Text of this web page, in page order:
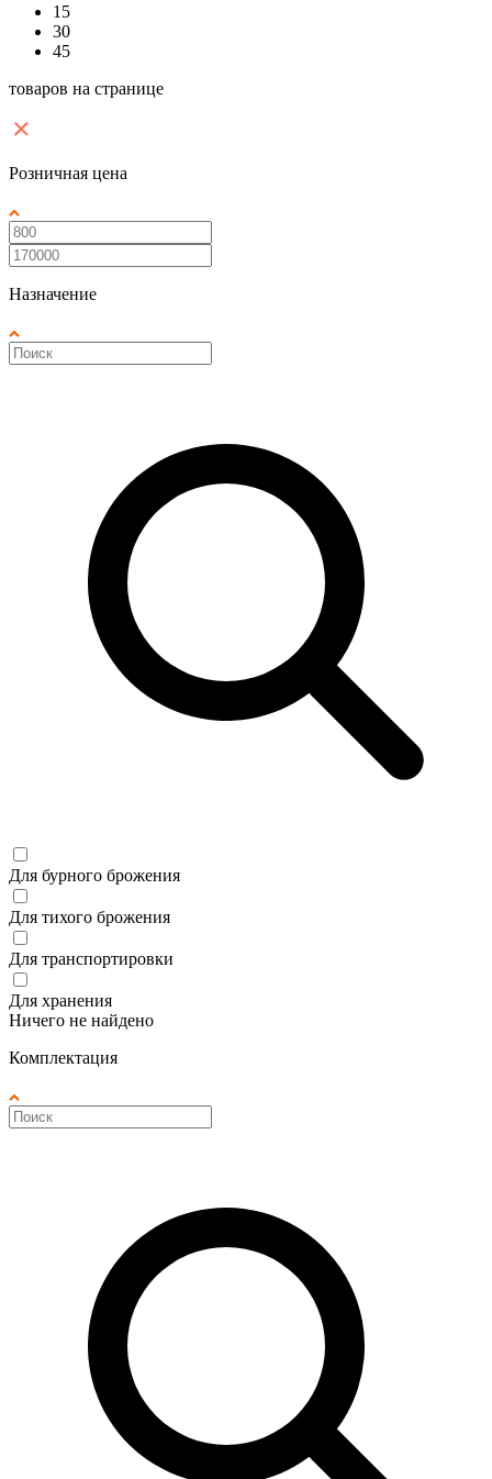
15
30
45
товаров на странице
Розничная цена
Назначение
Для бурного брожения
Для тихого брожения
Для транспортировки
Для хранения
Ничего не найдено
Комплектация